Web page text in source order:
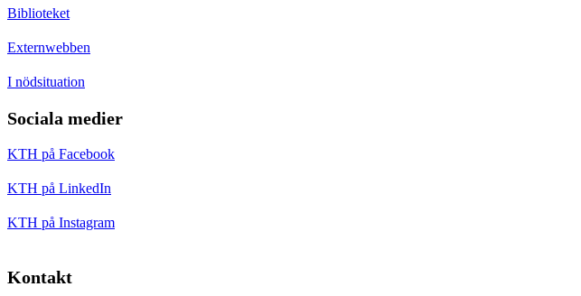
Biblioteket
Externwebben
I nödsituation
Sociala medier
KTH på Facebook
KTH på LinkedIn
KTH på Instagram
Kontakt